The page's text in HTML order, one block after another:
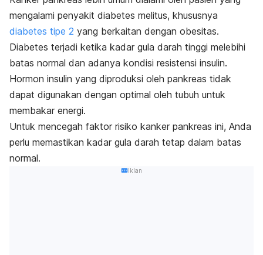
mengalami penyakit diabetes melitus, khususnya
diabetes tipe 2 yang berkaitan dengan obesitas.
Diabetes terjadi ketika kadar gula darah tinggi melebihi
batas normal dan adanya kondisi resistensi insulin.
Hormon insulin yang diproduksi oleh pankreas tidak
dapat digunakan dengan optimal oleh tubuh untuk
membakar energi.
Untuk mencegah faktor risiko kanker pankreas ini, Anda
perlu memastikan kadar gula darah tetap dalam batas
normal.
Iklan